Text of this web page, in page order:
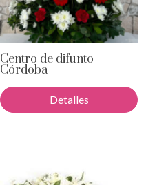
Centro de difunto
Córdoba
Detalles